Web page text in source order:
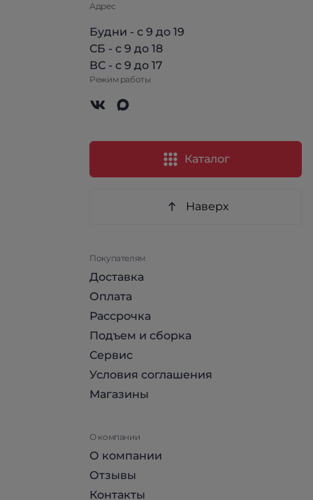
Адрес
Будни - с 9 до 19
СБ - с 9 до 18
ВС - с 9 до 17
Режим работы
Каталог
Наверх
Покупателям
Доставка
Оплата
Рассрочка
Подъем и сборка
Сервис
Условия соглашения
Магазины
О компании
О компании
Отзывы
Контакты